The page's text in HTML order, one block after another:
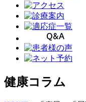
健康コラム